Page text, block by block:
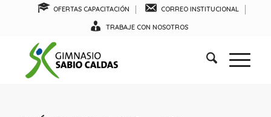
OFERTAS CAPACITACIÓN CORREO INSTITUCIONAL
TRABAJE CON NOSOTROS